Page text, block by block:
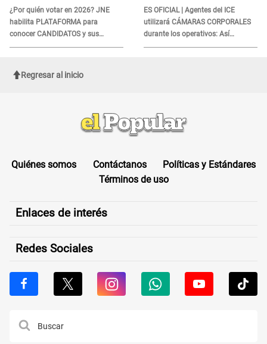
¿Por quién votar en 2026? JNE
habilita PLATAFORMA para
conocer CANDIDATOS y sus
propuestas
extranjeros
ES OFICIAL | Agentes del ICE
utilizará CÁMARAS CORPORALES
durante los operativos: Así
afectará a inmigrantes
Regresar al inicio
Quiénes somos Contáctanos
Políticas y Estándares
Términos de uso
Enlaces de interés
Redes Sociales